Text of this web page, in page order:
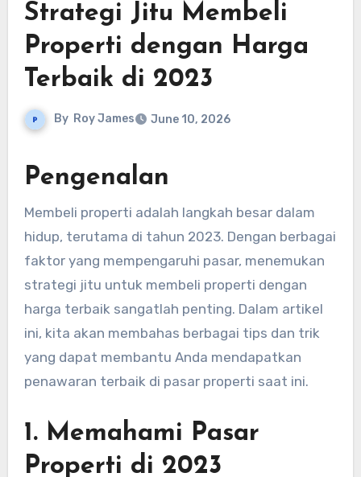
Strategi Jitu Membeli
Properti dengan Harga
Terbaik di 2023
By Roy James June 10, 2026
Pengenalan
Membeli properti adalah langkah besar dalam
hidup, terutama di tahun 2023. Dengan berbagai
faktor yang mempengaruhi pasar, menemukan
strategi jitu untuk membeli properti dengan
harga terbaik sangatlah penting. Dalam artikel
ini, kita akan membahas berbagai tips dan trik
yang dapat membantu Anda mendapatkan
penawaran terbaik di pasar properti saat ini.
1. Memahami Pasar
Properti di 2023